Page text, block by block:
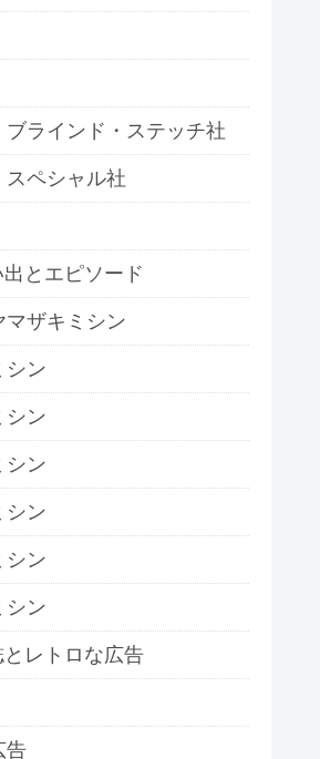
ブラインド・ステッチ社
スペシャル社
とエピソード
マザキミシン
シン
シン
シン
シン
シン
シン
レトロな広告
告